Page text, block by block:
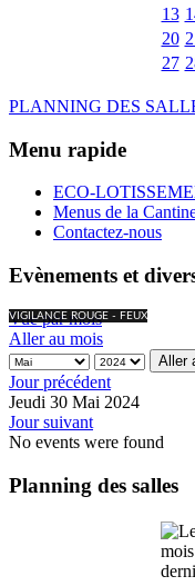
13
20
27
PLANNING DES
Menu rapide
ECO-
Menus de la
Contactez-nous
Evènements et
VIGILANCE ROUGE - FEUX
Vue par mois
Aller au mois
Aller
Jour précédent
Jeudi 30 Mai 2024
Jour suivant
No events were found
Planning des salles